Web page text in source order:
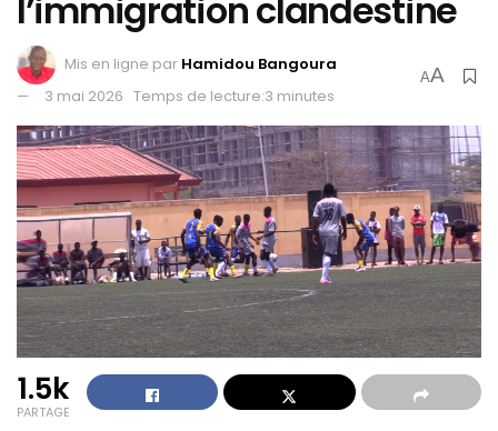
l’immigration clandestine
Mis en ligne par Hamidou Bangoura
3 mai 2026 Temps de lecture:3 minutes
AA
1.5k
PARTAGE